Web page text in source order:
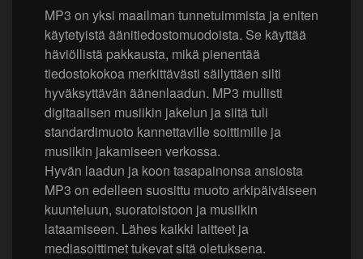
MP3 on yksi maailman tunnetuimmista ja eniten
käytetyistä äänitiedostomuodoista. Se käyttää
häviöllistä pakkausta, mikä pienentää
tiedostokokoa merkittävästi säilyttäen silti
hyväksyttävän äänenlaadun. MP3 mullisti
digitaalisen musiikin jakelun ja siitä tuli
standardimuoto kannettaville soittimille ja
musiikin jakamiseen verkossa.
Hyvän laadun ja koon tasapainonsa ansiosta
MP3 on edelleen suosittu muoto arkipäiväiseen
kuunteluun, suoratoistoon ja musiikin
lataamiseen. Lähes kaikki laitteet ja
mediasoittimet tukevat sitä oletuksena.